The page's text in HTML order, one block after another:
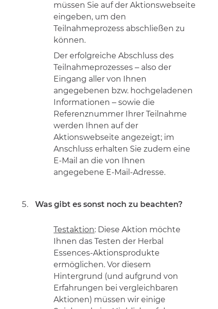
müssen Sie auf der Aktionswebseite
eingeben, um den
Teilnahmeprozess abschließen zu
können.
Der erfolgreiche Abschluss des
Teilnahmeprozesses – also der
Eingang aller von Ihnen
angegebenen bzw. hochgeladenen
Informationen – sowie die
Referenznummer Ihrer Teilnahme
werden Ihnen auf der
Aktionswebseite angezeigt; im
Anschluss erhalten Sie zudem eine
E-Mail an die von Ihnen
angegebene E-Mail-Adresse.
Was gibt es sonst noch zu beachten?
Testaktion: Diese Aktion möchte
Ihnen das Testen der Herbal
Essences-Aktionsprodukte
ermöglichen. Vor diesem
Hintergrund (und aufgrund von
Erfahrungen bei vergleichbaren
Aktionen) müssen wir einige